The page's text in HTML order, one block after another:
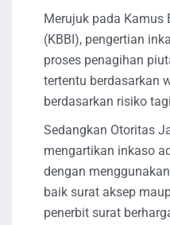
Merujuk pada Kamus
(KBBI), pengertian
proses penagihan
tertentu berdasarkan
berdasarkan risiko
Sedangkan Otoritas
mengartikan inkaso
dengan
baik surat aksep
penerbit surat